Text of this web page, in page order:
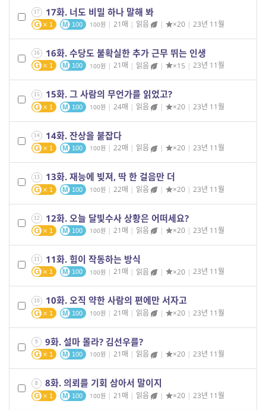
17 17화. 너도 비밀 하나 말해 봐
1 100 100 | 21매 | 읽음 | ×20 | 23년 11월
16 16화. 수당도 불확실한 추가 근무 뛰는 인생
1 100 100 | 21매 | 읽음 | ×15 | 23년 11월
15 15화. 그 사람의 무언가를 읽었고?
1 100 100 | 24매 | 읽음 | ×20 | 23년 11월
14 14화. 잔상을 붙잡다
1 100 100 | 22매 | 읽음 | ×20 | 23년 11월
13 13화. 재능에 빚져, 딱 한 걸음만 더
1 100 100 | 22매 | 읽음 | ×20 | 23년 11월
12 12화. 오늘 달빛수사 상황은 어떠세요?
1 100 100 | 21매 | 읽음 | ×20 | 23년 11월
11 11화. 힘이 작동하는 방식
1 100 100 | 21매 | 읽음 | ×20 | 23년 11월
10 10화. 오직 약한 사람의 편에만 서자고
1 100 100 | 21매 | 읽음 | ×20 | 23년 11월
9 9화. 설마 몰라? 김선우를?
1 100 100 | 21매 | 읽음 | ×20 | 23년 11월
8 8화. 의뢰를 기회 삼아서 말이지
1 100 100 | 21매 | 읽음 | ×20 | 23년 11월